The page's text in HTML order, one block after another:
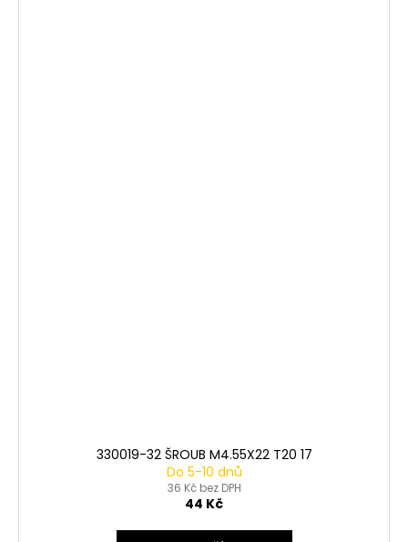
330019-32 ŠROUB M4.55X22 T20 17
Do 5-10 dnů
36 Kč bez DPH
44 Kč